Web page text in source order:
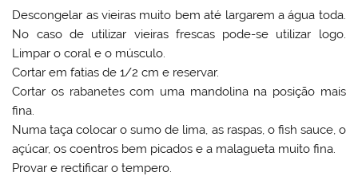
Descongelar as vieiras muito bem até largarem a água toda.
No caso de utilizar vieiras frescas pode-se utilizar logo.
Limpar o coral e o músculo.
Cortar em fatias de 1/2 cm e reservar.
Cortar os rabanetes com uma mandolina na posição mais
fina.
Numa taça colocar o sumo de lima, as raspas, o fish sauce, o
açúcar, os coentros bem picados e a malagueta muito fina.
Provar e rectificar o tempero.